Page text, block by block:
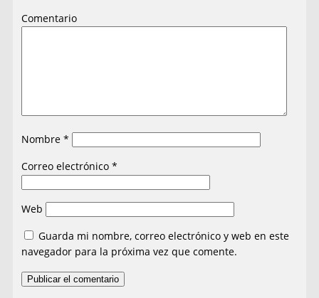
Comentario
Nombre*
Correo electrónico*
Web
Guarda mi nombre, correo electrónico y web en este
navegador para la próxima vez que comente.